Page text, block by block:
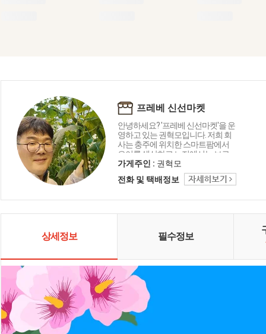
프레베 신선마켓
안녕하세요? '프레베 신선마켓'을 운
영하고 있는 권혁모입니다. 저희 회
사는 충주에 위치한 스마트팜에서
오이를 생산하고 노지에서는 브로
콜리와 가지 등을 재배하고 있습니
다. 뿐만아니라 강원도 철원, 평창, 제
주도, 진주, 여주 등 전국 산지에서 다
다.
가게주인 : 권혁모
전화 및 택배정보
상세정보 필수정보